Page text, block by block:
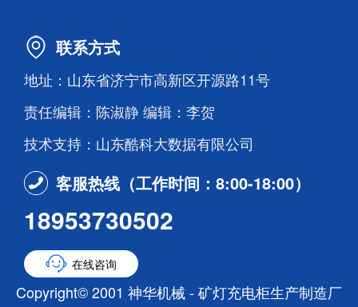
联系方式
地址：山东省济宁市高新区开源路11号
责任编辑：陈淑静 编辑：李贺
技术支持：山东酷科大数据有限公司
客服热线（工作时间：8:00-18:00）
18953730502
在线咨询
Copyright© 2001 神华机械 - 矿灯充电柜生产制造厂